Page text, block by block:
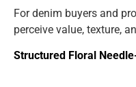
For denim buyers and
perceive value, texture,
Structured Floral